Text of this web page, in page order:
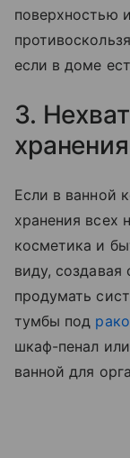
поверхностью
если в доме
3.
хранения
Если в ванной
хранения всех
косметика и
виду,
продумать
тумбы под
шкаф-пенал
ванной для